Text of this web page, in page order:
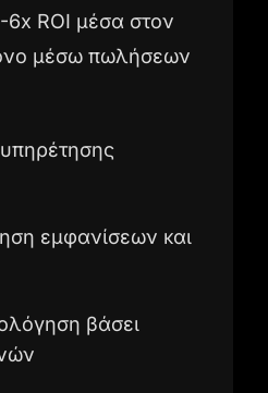
6x ROI μέσα στον
μέσω πωλήσεων
εμφανίσεων και
βάσει